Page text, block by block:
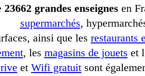
23662 grandes enseignes en
supermarchés,
ainsi que les restaurants
, les magasins de jouets et
et Wifi gratuit sont